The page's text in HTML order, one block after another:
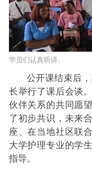
学员们认真听讲。
公开课结束后
长举行了课后会谈
伙伴关系的共同愿
了初步共识，未来
座、在当地社区联
大学护理专业的学
指导。